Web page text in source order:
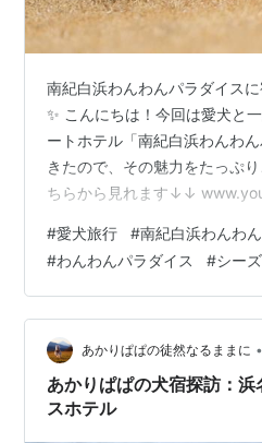
南紀白浜わんわんパラダイス
✨ こんにちは！今回は愛犬と
ートホテル「南紀白浜わんわ
きたので、その魅力をたっぷ
ちらから見れます↓↓
8月に新規オープンした愛犬同
す。広々とした敷地にドッグ
っていて、愛犬と一緒にゆっ
南紀白浜わんわんパラダイス
県西牟婁郡上富田町南紀の台
#愛犬旅行 #南紀白浜わんわ
#わんわんパラダイス #シー
あかりぱぱの徒然なるままに •
あかりぱぱの犬宿探訪：
スホテル